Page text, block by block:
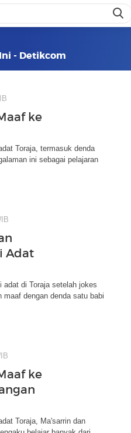
- Detikcom
ke
Toraja, termasuk denda
ini sebagai pelajaran
Adat
adat di Toraja setelah jokes
maaf dengan denda satu babi
ke
Toraja, Ma'sarrin dan